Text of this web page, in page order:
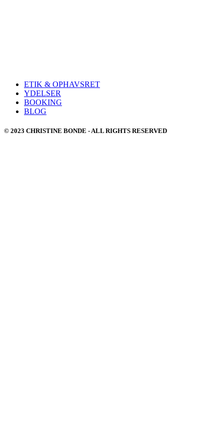
ETIK & OPHAVSRET
YDELSER
BOOKING
BLOG
© 2023 CHRISTINE BONDE - ALL RIGHTS RESERVED